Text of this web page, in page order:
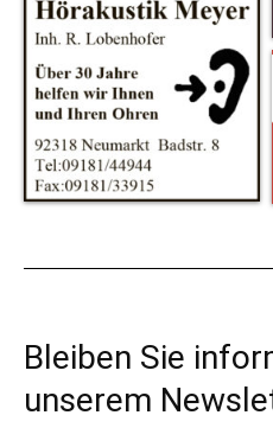
Bleiben Sie
unserem